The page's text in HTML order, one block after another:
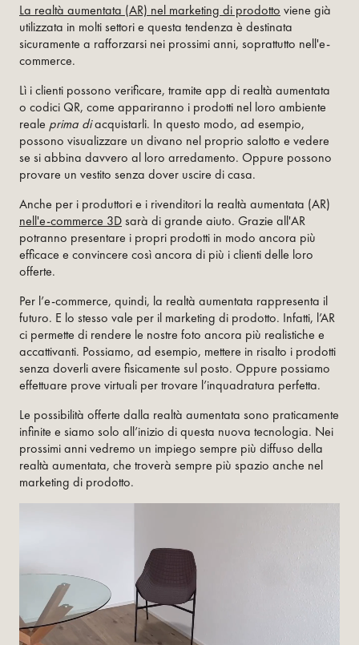
La realtà aumentata (AR) nel marketing di prodotto viene già
utilizzata in molti settori e questa tendenza è destinata
sicuramente a rafforzarsi nei prossimi anni, soprattutto nell'e-
commerce.
Lì i clienti possono verificare, tramite app di realtà aumentata
o codici QR, come appariranno i prodotti nel loro ambiente
reale prima diacquistarli. In questo modo, ad esempio,
possono visualizzare un divano nel proprio salotto e vedere
se si abbina davvero al loro arredamento. Oppure possono
provare un vestito senza dover uscire di casa.
Anche per i produttori e i rivenditori la realtà aumentata (AR)
nell'e-commerce 3Dsarà di grande aiuto. Grazie all'AR
potranno presentare i propri prodotti in modo ancora più
efficace e convincere così ancora di più i clienti delle loro
offerte.
Per l’e-commerce, quindi, la realtà aumentata rappresenta il
futuro. E lo stesso vale per il marketing di prodotto. Infatti, l’AR
ci permette di rendere le nostre foto ancora più realistiche e
accattivanti. Possiamo, ad esempio, mettere in risalto i prodotti
senza doverli avere fisicamente sul posto. Oppure possiamo
effettuare prove virtuali per trovare l’inquadratura perfetta.
Le possibilità offerte dalla realtà aumentata sono praticamente
infinite e siamo solo all’inizio di questa nuova tecnologia. Nei
prossimi anni vedremo un impiego sempre più diffuso della
realtà aumentata, che troverà sempre più spazio anche nel
marketing di prodotto.